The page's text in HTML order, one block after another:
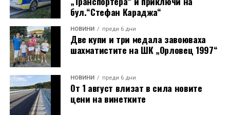
бул.“Стефан Караджа“
НОВИНИ преди 6 дни
Две купи и три медала завоюваха
шахматистите на ШК „Орловец 1997“
НОВИНИ преди 6 дни
От 1 август влизат в сила новите
цени на винетките